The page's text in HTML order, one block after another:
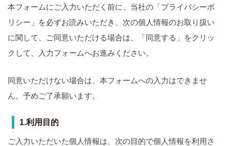
本フォームにご入力いただく前に、当社の「プライバシーポ
リシー」を必ずお読みいただき、次の個人情報のお取り扱い
に関して、ご同意いただける場合は、「同意する」をクリッ
クして、入力フォームへお進みください。
同意いただけない場合は、本フォームへの入力はできませ
ん。予めご了承願います。
1.利用目的
ご入力いただいた個人情報は、次の目的で個人情報を利用さ